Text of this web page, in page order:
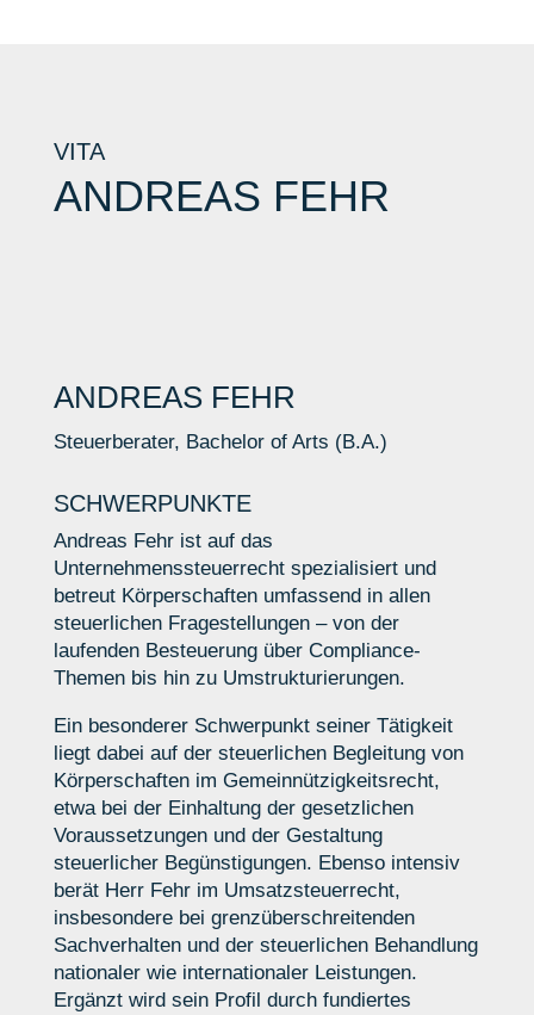
VITA
ANDREAS FEHR
ANDREAS FEHR
Steuerberater, Bachelor of Arts (B.A.)
SCHWERPUNKTE
Andreas Fehr ist auf das
Unternehmenssteuerrecht spezialisiert und
betreut Körperschaften umfassend in allen
steuerlichen Fragestellungen – von der
laufenden Besteuerung über Compliance-
Themen bis hin zu Umstrukturierungen.
Ein besonderer Schwerpunkt seiner Tätigkeit
liegt dabei auf der steuerlichen Begleitung von
Körperschaften im Gemeinnützigkeitsrecht,
etwa bei der Einhaltung der gesetzlichen
Voraussetzungen und der Gestaltung
steuerlicher Begünstigungen. Ebenso intensiv
berät Herr Fehr im Umsatzsteuerrecht,
insbesondere bei grenzüberschreitenden
Sachverhalten und der steuerlichen Behandlung
nationaler wie internationaler Leistungen.
Ergänzt wird sein Profil durch fundiertes